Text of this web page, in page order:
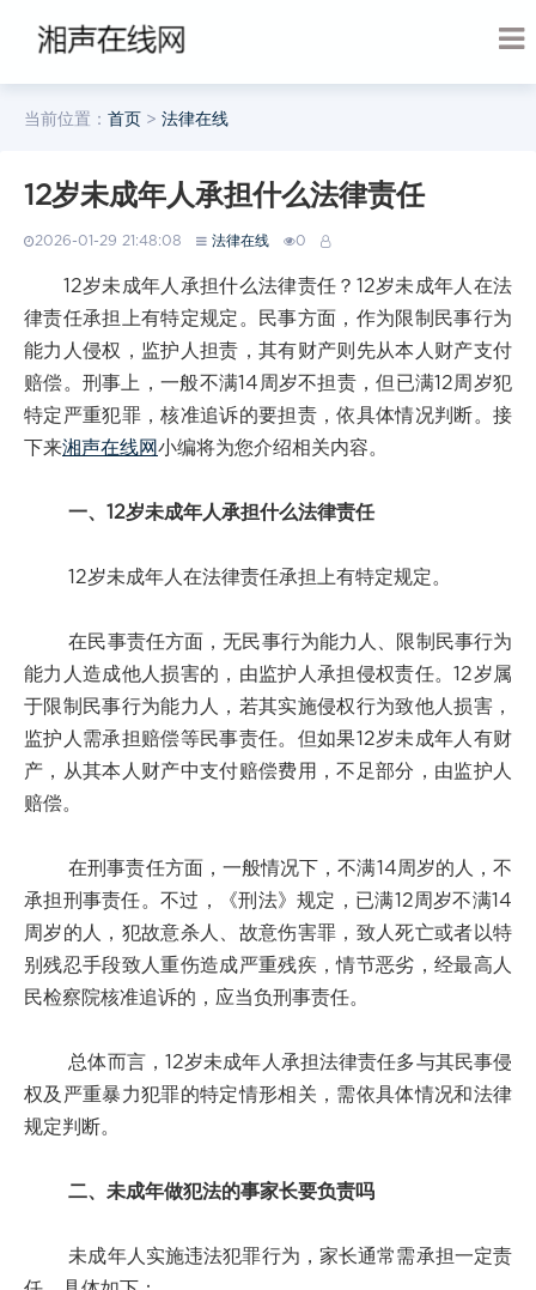
当前位置： 首页 > 法律在线
12岁未成年人承担什么法律责任
2026-01-29 21:48:08 法律在线 0
12岁未成年人承担什么法律责任？12岁未成年人在法
律责任承担上有特定规定。民事方面，作为限制民事行为
能力人侵权，监护人担责，其有财产则先从本人财产支付
赔偿。刑事上，一般不满14周岁不担责，但已满12周岁犯
特定严重犯罪，核准追诉的要担责，依具体情况判断。接
下来湘声在线网小编将为您介绍相关内容。
一、12岁未成年人承担什么法律责任
12岁未成年人在法律责任承担上有特定规定。
在民事责任方面，无民事行为能力人、限制民事行为
能力人造成他人损害的，由监护人承担侵权责任。12岁属
于限制民事行为能力人，若其实施侵权行为致他人损害，
监护人需承担赔偿等民事责任。但如果12岁未成年人有财
产，从其本人财产中支付赔偿费用，不足部分，由监护人
赔偿。
在刑事责任方面，一般情况下，不满14周岁的人，不
承担刑事责任。不过，《刑法》规定，已满12周岁不满14
周岁的人，犯故意杀人、故意伤害罪，致人死亡或者以特
别残忍手段致人重伤造成严重残疾，情节恶劣，经最高人
民检察院核准追诉的，应当负刑事责任。
总体而言，12岁未成年人承担法律责任多与其民事侵
权及严重暴力犯罪的特定情形相关，需依具体情况和法律
规定判断。
二、未成年做犯法的事家长要负责吗
未成年人实施违法犯罪行为，家长通常需承担一定责